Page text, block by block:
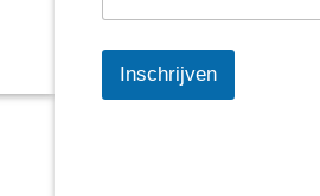
Inschrijven